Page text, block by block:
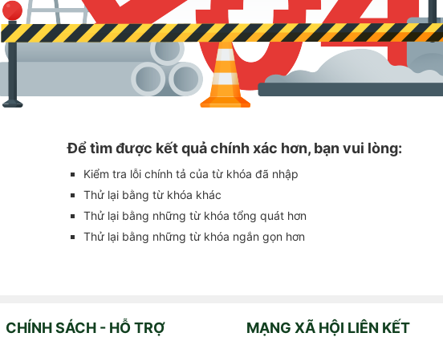
Để tìm được kết quả chính xác hơn, bạn vui lòng:
Kiểm tra lỗi chính tả của từ khóa đã nhập
Thử lại bằng từ khóa khác
Thử lại bằng những từ khóa tổng quát hơn
Thử lại bằng những từ khóa ngắn gọn hơn
CHÍNH SÁCH - HỖ TRỢ MẠNG XÃ HỘI LIÊN KẾT